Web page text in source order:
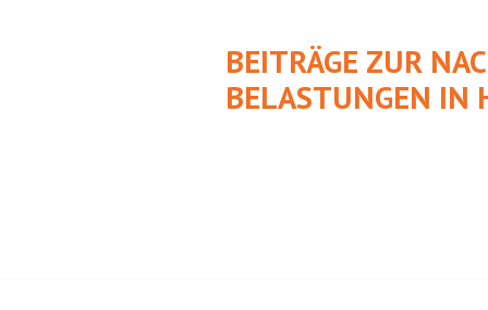
BEITRÄGE ZUR
BELASTUNGEN IN